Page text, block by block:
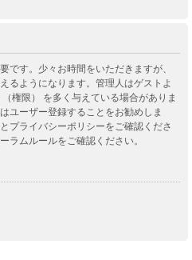
です。少々お時間をいただきますが、
るようになります。管理人はゲストよ
権限） を多く与えている場合がありま
ユーザー登録することをお勧めしま
プライバシーポリシーをご確認くださ
ラムルールをご確認ください。